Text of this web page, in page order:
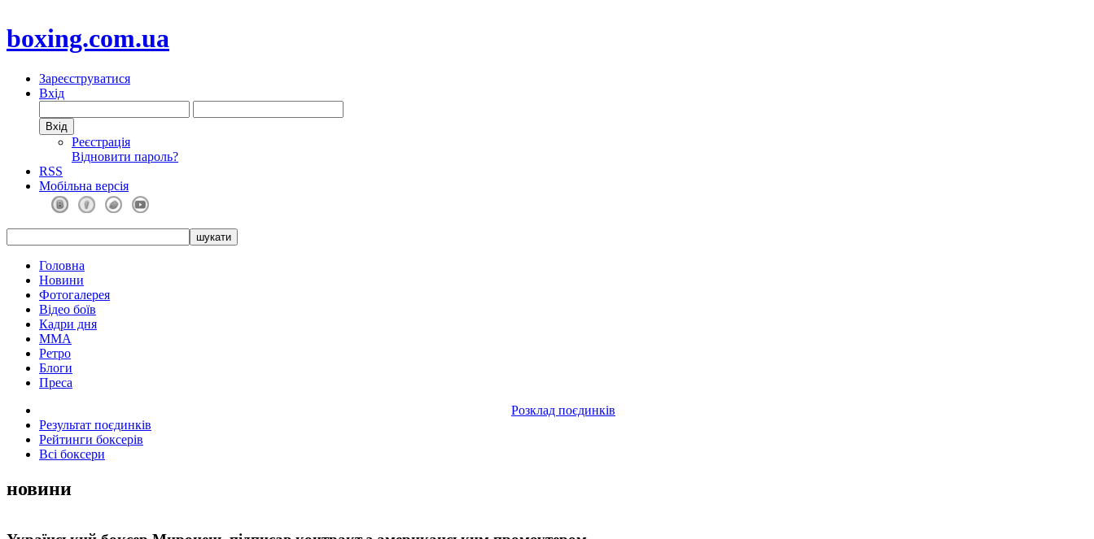
boxing.com.ua
Зареєструватися
Вхід
Реєстрація
Відновити пароль?
RSS
Мобільна версія
Головна
Новини
Фотогалерея
Відео боїв
Кадри дня
ММА
Ретро
Блоги
Преса
Розклад поєдинків
Результат поєдинків
Рейтинги боксерів
Всі боксери
новини